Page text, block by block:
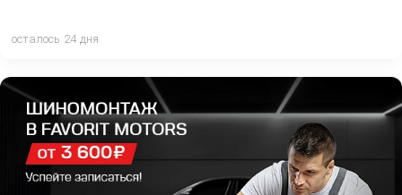
осталось 24 дня